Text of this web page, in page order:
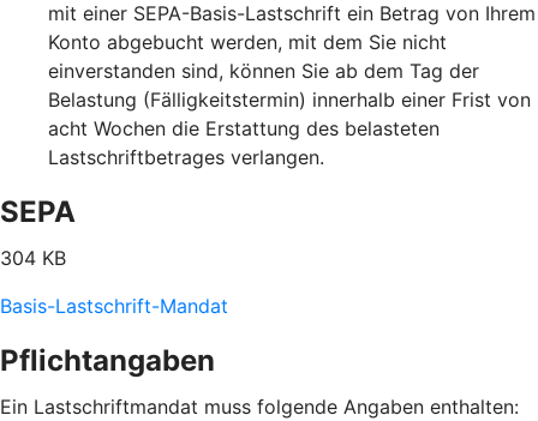
mit einer SEPA-Basis-Lastschrift ein Betrag von Ihrem
Konto abgebucht werden, mit dem Sie nicht
einverstanden sind, können Sie ab dem Tag der
Belastung (Fälligkeitstermin) innerhalb einer Frist von
acht Wochen die Erstattung des belasteten
Lastschriftbetrages verlangen.
SEPA
304 KB
Basis-Lastschrift-Mandat
Pflichtangaben
Ein Lastschriftmandat muss folgende Angaben enthalten: